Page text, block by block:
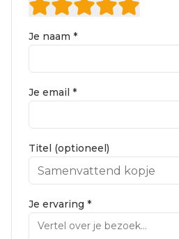
Je naam *
Je email *
Titel (optioneel)
Je ervaring *